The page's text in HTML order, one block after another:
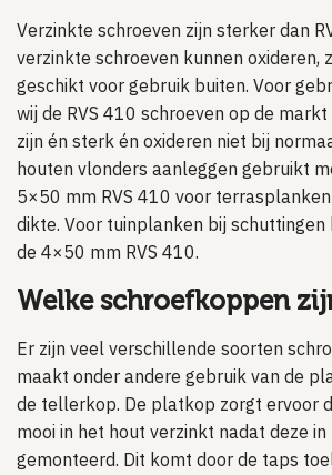
Verzinkte schroeven zijn sterker dan
verzinkte schroeven kunnen oxideren,
geschikt voor gebruik buiten. Voor
wij de RVS 410 schroeven op de
zijn én sterk én oxideren niet bij
houten vlonders aanleggen gebruikt
5×50 mm RVS 410 voor
dikte. Voor tuinplanken bij schuttingen
de 4×50 mm RVS 410.
Welke schroefkoppen
Er zijn veel verschillende soorten
maakt onder andere gebruik van de
de tellerkop. De platkop zorgt ervoor
mooi in het hout verzinkt nadat deze in
gemonteerd. Dit komt door de taps